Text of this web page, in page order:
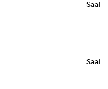
Saal
Saal